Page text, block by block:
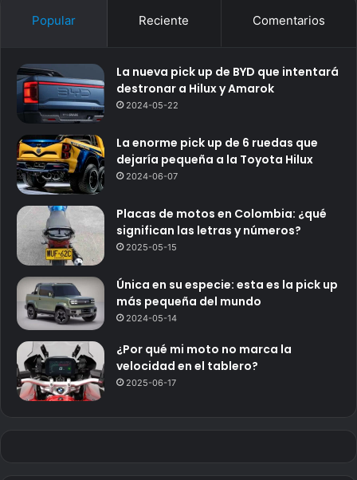
Popular Reciente Comentarios
La nueva pick up de BYD que intentará
destronar a Hilux y Amarok
2024-05-22
La enorme pick up de 6 ruedas que
dejaría pequeña a la Toyota Hilux
2024-06-07
Placas de motos en Colombia: ¿qué
significan las letras y números?
2025-05-15
Única en su especie: esta es la pick up
más pequeña del mundo
2024-05-14
¿Por qué mi moto no marca la
velocidad en el tablero?
2025-06-17